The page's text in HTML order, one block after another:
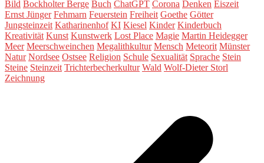
Bild Bockholter Berge Buch ChatGPT Corona Denken Eiszeit
Ernst Jünger Fehmarn Feuerstein Freiheit Goethe Götter
Jungsteinzeit Katharinenhof KI Kiesel Kinder Kinderbuch
Kreativität Kunst Kunstwerk Lost Place Magie Martin Heidegger
Meer Meerschweinchen Megalithkultur Mensch Meteorit Münster
Natur Nordsee Ostsee Religion Schule Sexualität Sprache Stein
Steine Steinzeit Trichterbecherkultur Wald Wolf-Dieter Storl
Zeichnung